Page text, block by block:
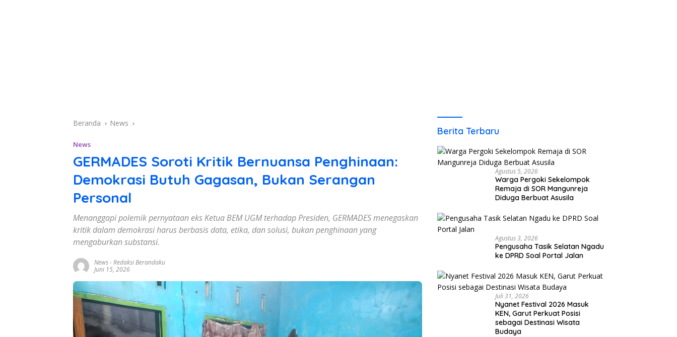
Beranda News
News
GERMADES Soroti Kritik Bernuansa Penghinaan:
Demokrasi Butuh Gagasan, Bukan Serangan
Personal
Menanggapi polemik pernyataan eks Ketua BEM UGM terhadap Presiden, GERMADES menegaskan
kritik dalam demokrasi harus berbasis data, etika, dan solusi, bukan penghinaan yang
mengaburkan substansi.
News-Redaksi Berandaku
Juni 15, 2026
Berita Terbaru
Agustus 5, 2026
Warga Pergoki Sekelompok
Remaja di SOR Mangunreja
Diduga Berbuat Asusila
Agustus 3, 2026
Pengusaha Tasik Selatan Ngadu
ke DPRD Soal Portal Jalan
Juli 31, 2026
Nyanet Festival 2026 Masuk
KEN, Garut Perkuat Posisi
sebagai Destinasi Wisata
Budaya